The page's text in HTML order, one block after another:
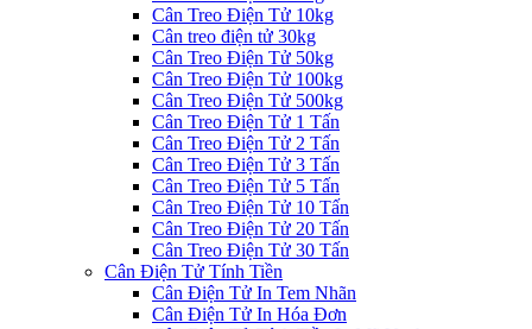
Cân Treo Điện Tử 10kg
Cân treo điện tử 30kg
Cân Treo Điện Tử 50kg
Cân Treo Điện Tử 100kg
Cân Treo Điện Tử 500kg
Cân Treo Điện Tử 1 Tấn
Cân Treo Điện Tử 2 Tấn
Cân Treo Điện Tử 3 Tấn
Cân Treo Điện Tử 5 Tấn
Cân Treo Điện Tử 10 Tấn
Cân Treo Điện Tử 20 Tấn
Cân Treo Điện Tử 30 Tấn
Cân Điện Tử Tính Tiền
Cân Điện Tử In Tem Nhãn
Cân Điện Tử In Hóa Đơn